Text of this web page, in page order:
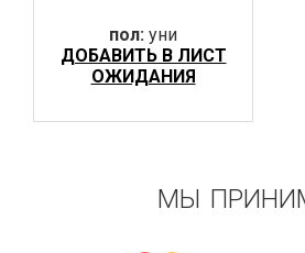
пол: уни
ДОБАВИТЬ В ЛИСТ
ОЖИДАНИЯ
МЫ